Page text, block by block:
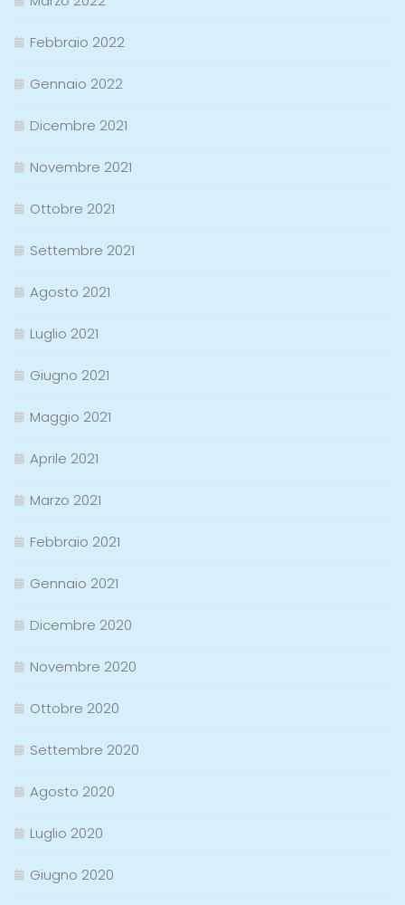
Febbraio 2022
Gennaio 2022
Dicembre 2021
Novembre 2021
Ottobre 2021
Settembre 2021
Agosto 2021
Luglio 2021
Giugno 2021
Maggio 2021
Aprile 2021
Marzo 2021
Febbraio 2021
Gennaio 2021
Dicembre 2020
Novembre 2020
Ottobre 2020
Settembre 2020
Agosto 2020
Luglio 2020
Giugno 2020